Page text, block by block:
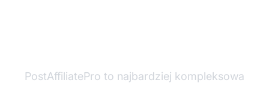
PostAffiliatePro to najbardziej kompleksowa